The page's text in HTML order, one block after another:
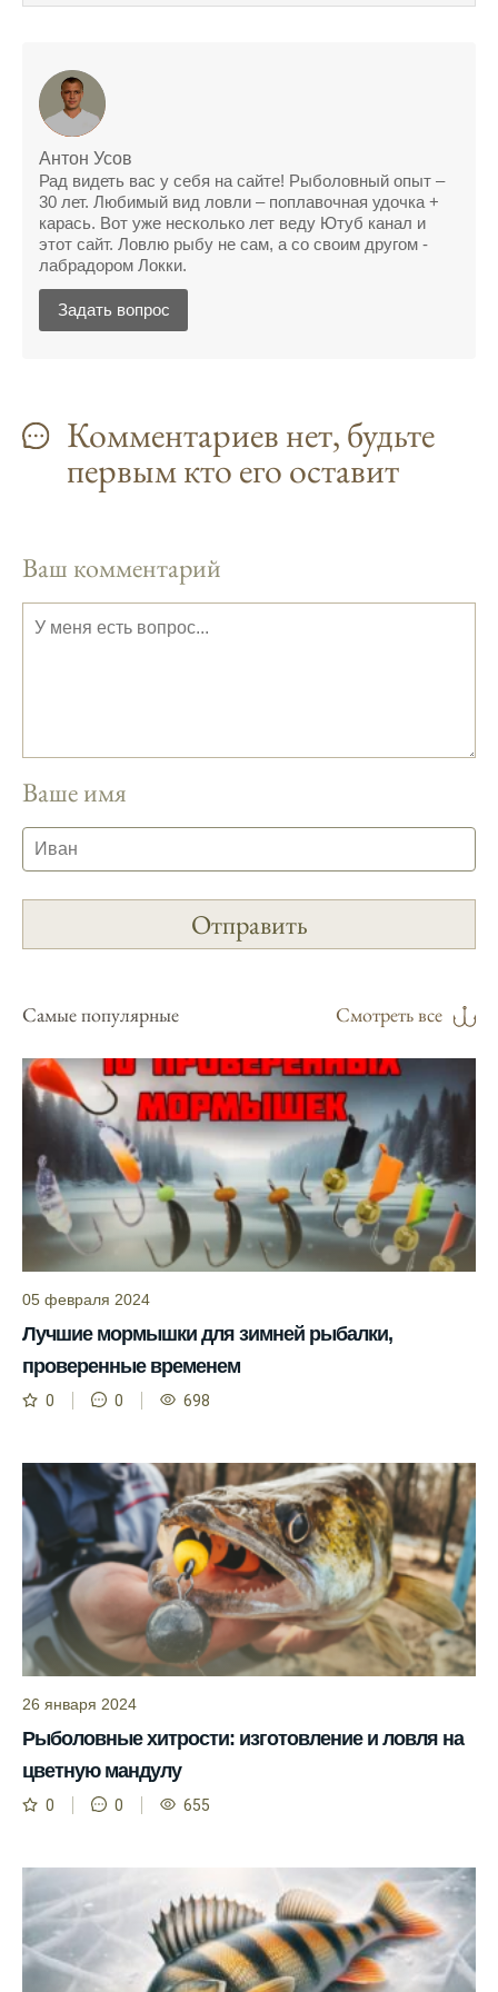
Сегодняшний прогноз клева позволил мне
Прогноз клева на рыбалку на следующую
неделю обещает хорошие результаты.
клева, мой улов растет с каждым днем.
С приложением для Android, я всегда могу
узнать точный прогноз клева на
ближайшие дни.
Прогноз клева на год вперед помогает мне
планировать свои рыбалки.
Сегодняшний прогноз клева совпал с
фазами луны, и у меня был отличный
Приложение для рыболовов
предоставляет подробные сведения о
рыбы.
сайте и всегда знаю, когда лучше всего
отправиться на рыбалку.
Подробный прогноз клева помогает мне
Москве и области.
Узнайте, какие факторы влияют на
активность рыбы и как их учитывать в
прогнозе клева.
Прогноз клева учитывает изменения
температуры воды, что делает его более
точным.
Сегодня у меня был успешный клев, и это
благодаря прогнозу.
помогает мне выбирать лучшие дни для
рыбалки в Москве и области.
Я скачал приложение и теперь всегда
знаю, когда клюет рыба.
ловли предоставляет точные прогнозы
клева.
Учитывайте фазы луны при планировании
рыбалки и проверяйте прогноз клева.
Находитесь в Московской области? Это
прекрасное место для рыбалки, и прогноз
клева вам в помощь.
Прогноз клева учитывает разные факторы,
Я всегда учитываю фазы луны и погодные
условия при выборе дня для рыбалки.
Благодаря точному прогнозу, я смог
успешно ловить рыбу в Московской
области.
Антон Усов
Рад видеть вас у себя на сайте! Рыболовный опыт –
30 лет. Любимый вид ловли – поплавочная удочка +
карась. Вот уже несколько лет веду Ютуб канал и
этот сайт. Ловлю рыбу не сам, а со своим другом -
лабрадором Локки.
Задать вопрос
Комментариев нет, будьте
первым кто его оставит
Ваш комментарий
Ваше имя
Самые популярные Смотреть все
05 февраля 2024
Лучшие мормышки для зимней рыбалки,
проверенные временем
0 0 698
26 января 2024
Рыболовные хитрости: изготовление и ловля на
цветную мандулу
0 0 655